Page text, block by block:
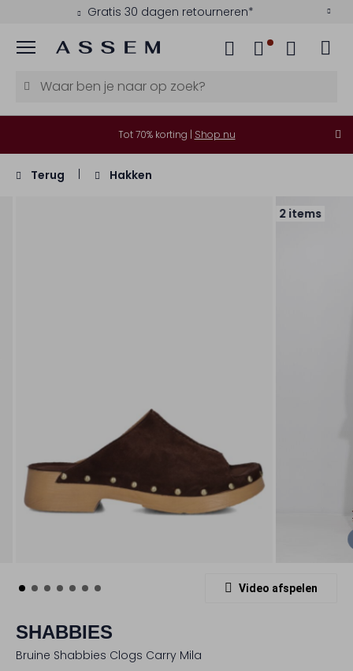
Gratis 30 dagen retourneren*
Menu
Tot 70% korting | Shop nu
Terug Hakken
2 items
Video afspelen
SHABBIES
Bruine Shabbies Clogs Carry Mila